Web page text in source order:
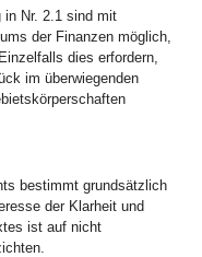
in Nr. 2.1 sind mit
der Finanzen möglich,
dies erfordern,
im überwiegenden
bestimmt grundsätzlich
der Klarheit und
ist auf nicht